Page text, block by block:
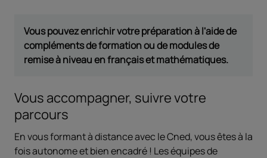
Vous pouvez enrichir votre préparation à l'aide de
compléments de formation ou de modules de
remise à niveau en français et mathématiques.
Vous accompagner, suivre votre
parcours
En vous formant à distance avec le Cned, vous êtes à la
fois autonome et bien encadré ! Les équipes de